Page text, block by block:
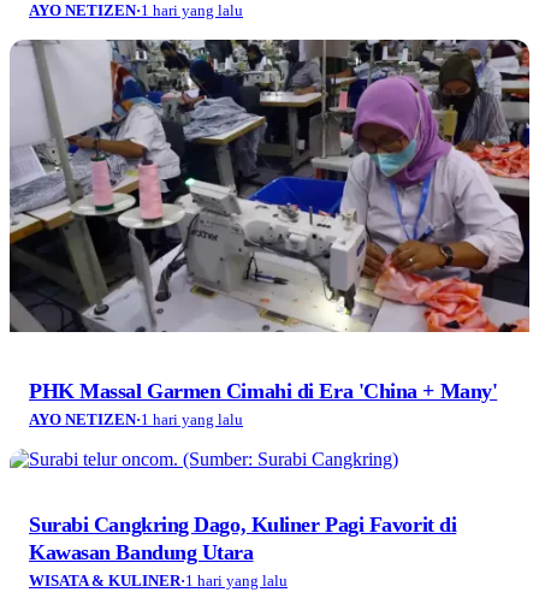
AYO NETIZEN·1 hari yang lalu
PHK Massal Garmen Cimahi di Era 'China + Many'
AYO NETIZEN·1 hari yang lalu
Surabi Cangkring Dago, Kuliner Pagi Favorit di
Kawasan Bandung Utara
WISATA & KULINER·1 hari yang lalu